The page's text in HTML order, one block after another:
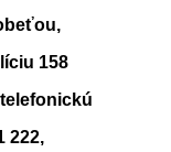
158
222,